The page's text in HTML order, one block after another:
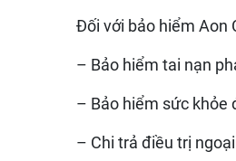
Đối với bảo hiểm Aon
– Bảo hiểm tai nạn
– Bảo hiểm sức khỏe
– Chi trả điều trị